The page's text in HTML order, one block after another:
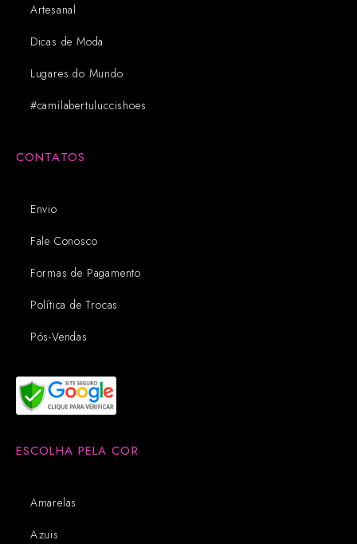
Artesanal
Dicas de Moda
Lugares do Mundo
#camilabertuluccishoes
CONTATOS
Envio
Fale Conosco
Formas de Pagamento
Política de Trocas
Pós-Vendas
ESCOLHA PELA COR
Amarelas
Azuis